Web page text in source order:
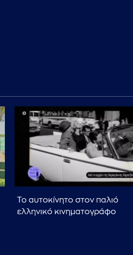
Το αυτοκίνητο στον παλιό
ελληνικό κινηματογράφο